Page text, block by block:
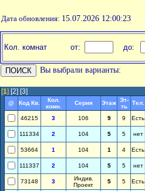
Дата обновления: 15.07.2026 12:00:23
Кол. комнат от: до:
Вы выбрали варианты:
[1] [2] [3]
@ Код Кв.
Кол.
комн.
Серия Этаж Эт-
ть
Тел.
46215
3 106 9 9 Есть
111334 2 104 5 5 нет
53664 1 104 1 4 Есть
111337 2 104 5 5 нет
73148 3
Индив.
Проект
5 5 Есть